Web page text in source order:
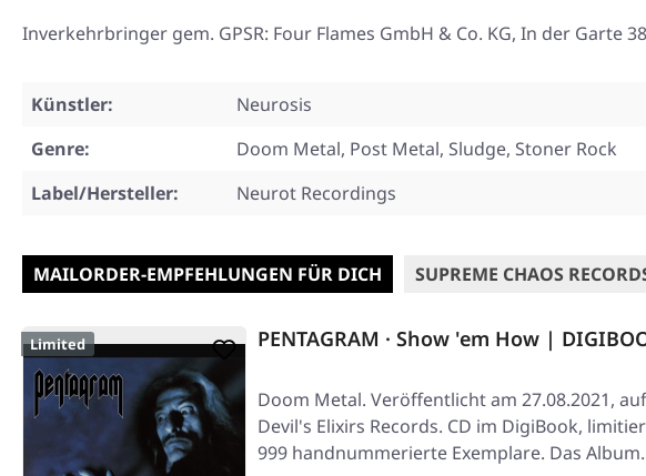
Inverkehrbringer gem. GPSR: Four Flames GmbH & Co. KG, In der Garte
Künstler:
Neurosis
Genre:
Doom Metal, Post Metal, Sludge, Stoner Rock
Label/Hersteller:
Neurot Recordings
MAILORDER-EMPFEHLUNGEN FÜR DICH SUPREME CHAOS
Limited PENTAGRAM · Show 'em How |
Doom Metal. Veröffentlicht am 27.08.2021,
Devil's Elixirs Records. CD im DigiBook,
999 handnummerierte Exemplare. Das